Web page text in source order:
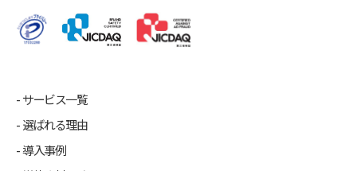
サービス一覧
選ばれる理由
導入事例